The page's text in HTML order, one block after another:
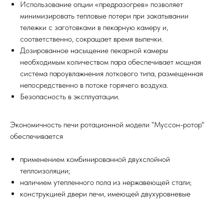
Использование опции «предразогрев» позволяет
минимизировать тепловые потери при закатывании
тележки с заготовками в пекарную камеру и,
соответственно, сокращает время выпечки.
Дозированное насыщение пекарной камеры
необходимым количеством пара обеспечивает мощная
система пароувлажнения лоткового типа, размещенная
непосредственно в потоке горячего воздуха.
Безопасность в эксплуатации.
Экономичность печи ротационной модели "Муссон-ротор"
обеспечивается
применением комбинированной двухслойной
теплоизоляции;
наличием утепленного пола из нержавеющей стали;
конструкцией двери печи, имеющей двухуровневые